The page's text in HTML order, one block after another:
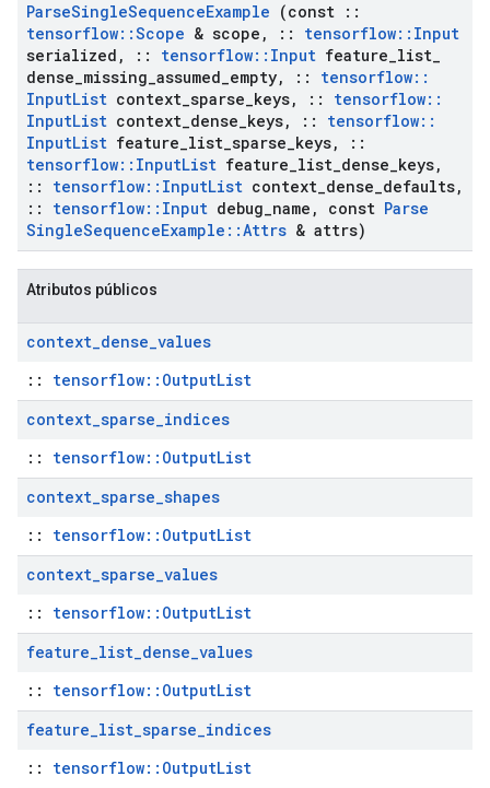
ParseSingleSequenceExample (const ::
tensorflow::Scope & scope , :: tensorflow:: Input
serialized , :: tensorflow:: Input feature list
dense missing assumed empty, :: tensorflow::
InputList context sparse keys, :: tensorflow::
InputList context dense keys, :: tensorflow::
InputList feature list sparse keys,
::
tensorflow:: InputList feature list dense keys,
::
tensorflow:: InputList context dense defaults,
::
tensorflow:: Input debug name , const Parse
SingleSequenceExample ::Attrs & attrs)
Atributos públicos
context_dense_values
:: tensorflow::OutputList
context_sparse_indices
:: tensorflow::OutputList
context_sparse_shapes
:: tensorflow::OutputList
context_sparse_values
:: tensorflow::OutputList
feature_list_dense_values
:: tensorflow::OutputList
feature_list_sparse_indices
:: tensorflow::OutputList